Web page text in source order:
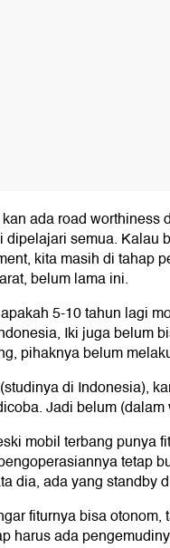
ada road worthiness
dipelajari semua. Kalau
kita masih di tahap
belum lama ini.
5-10 tahun lagi
Iki juga belum
pihaknya belum
di Indonesia),
Jadi belum
mobil terbang punya
tetap
dia, ada yang standby
fiturnya bisa
harus ada